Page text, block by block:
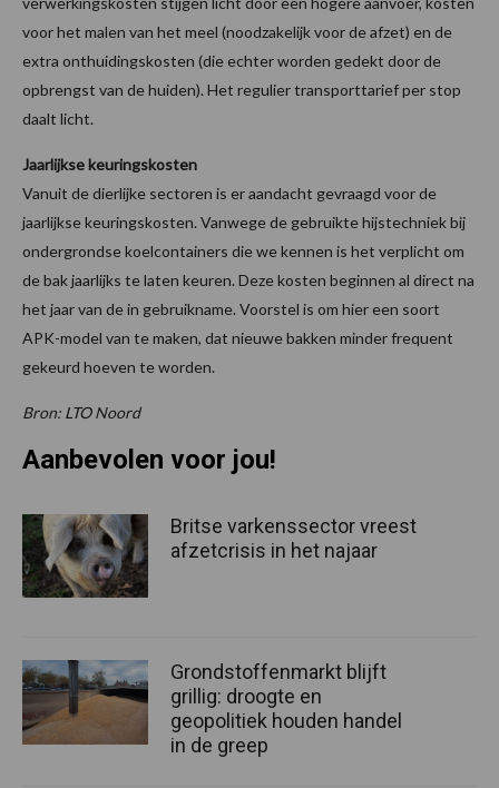
voor het malen van het meel (noodzakelijk voor de afzet) en de
extra onthuidingskosten (die echter worden gedekt door de
opbrengst van de huiden). Het regulier transporttarief per stop
daalt licht.
Jaarlijkse keuringskosten
Vanuit de dierlijke sectoren is er aandacht gevraagd voor de
jaarlijkse keuringskosten. Vanwege de gebruikte hijstechniek bij
ondergrondse koelcontainers die we kennen is het verplicht om
de bak jaarlijks te laten keuren. Deze kosten beginnen al direct na
het jaar van de in gebruikname. Voorstel is om hier een soort
APK-model van te maken, dat nieuwe bakken minder frequent
gekeurd hoeven te worden.
Bron: LTO Noord
Aanbevolen voor jou!
Britse varkenssector vreest
afzetcrisis in het najaar
Grondstoffenmarkt blijft
grillig: droogte en
geopolitiek houden handel
in de greep